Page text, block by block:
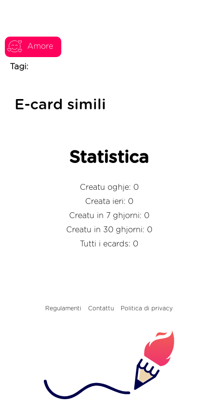
Amore
Tagi:
E-card simili
Statistica
Creatu oghje: 0
Creata ieri: 0
Creatu in 7 ghjorni: 0
Creatu in 30 ghjorni: 0
Tutti i ecards: 0
Regulamenti Contattu Politica di privacy